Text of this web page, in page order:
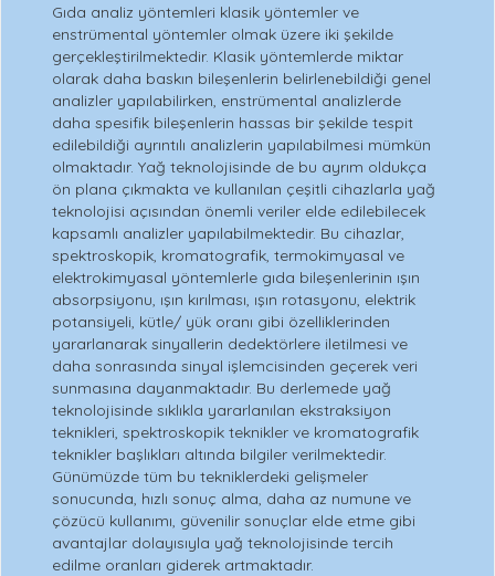
Gıda analiz yöntemleri klasik yöntemler ve
enstrümental yöntemler olmak üzere iki şekilde
gerçekleştirilmektedir. Klasik yöntemlerde miktar
olarak daha baskın bileşenlerin belirlenebildiği genel
analizler yapılabilirken, enstrümental analizlerde
daha spesifik bileşenlerin hassas bir şekilde tespit
edilebildiği ayrıntılı analizlerin yapılabilmesi mümkün
olmaktadır. Yağ teknolojisinde de bu ayrım oldukça
ön plana çıkmakta ve kullanılan çeşitli cihazlarla yağ
teknolojisi açısından önemli veriler elde edilebilecek
kapsamlı analizler yapılabilmektedir. Bu cihazlar,
spektroskopik, kromatografik, termokimyasal ve
elektrokimyasal yöntemlerle gıda bileşenlerinin ışın
absorpsiyonu, ışın kırılması, ışın rotasyonu, elektrik
potansiyeli, kütle/ yük oranı gibi özelliklerinden
yararlanarak sinyallerin dedektörlere iletilmesi ve
daha sonrasında sinyal işlemcisinden geçerek veri
sunmasına dayanmaktadır. Bu derlemede yağ
teknolojisinde sıklıkla yararlanılan ekstraksiyon
teknikleri, spektroskopik teknikler ve kromatografik
teknikler başlıkları altında bilgiler verilmektedir.
Günümüzde tüm bu tekniklerdeki gelişmeler
sonucunda, hızlı sonuç alma, daha az numune ve
çözücü kullanımı, güvenilir sonuçlar elde etme gibi
avantajlar dolayısıyla yağ teknolojisinde tercih
edilme oranları giderek artmaktadır.